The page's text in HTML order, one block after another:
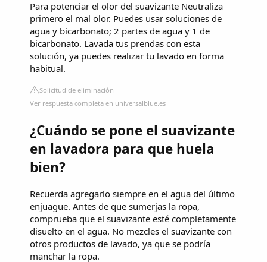
Para potenciar el olor del suavizante Neutraliza
primero el mal olor. Puedes usar soluciones de
agua y bicarbonato; 2 partes de agua y 1 de
bicarbonato. Lavada tus prendas con esta
solución, ya puedes realizar tu lavado en forma
habitual.
Solicitud de eliminación
Ver respuesta completa en universalblue.es
¿Cuándo se pone el suavizante
en lavadora para que huela
bien?
Recuerda agregarlo siempre en el agua del último
enjuague. Antes de que sumerjas la ropa,
comprueba que el suavizante esté completamente
disuelto en el agua. No mezcles el suavizante con
otros productos de lavado, ya que se podría
manchar la ropa.